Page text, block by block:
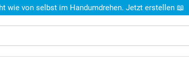
wie von selbst im Handumdrehen. Jetzt erstellen 📖